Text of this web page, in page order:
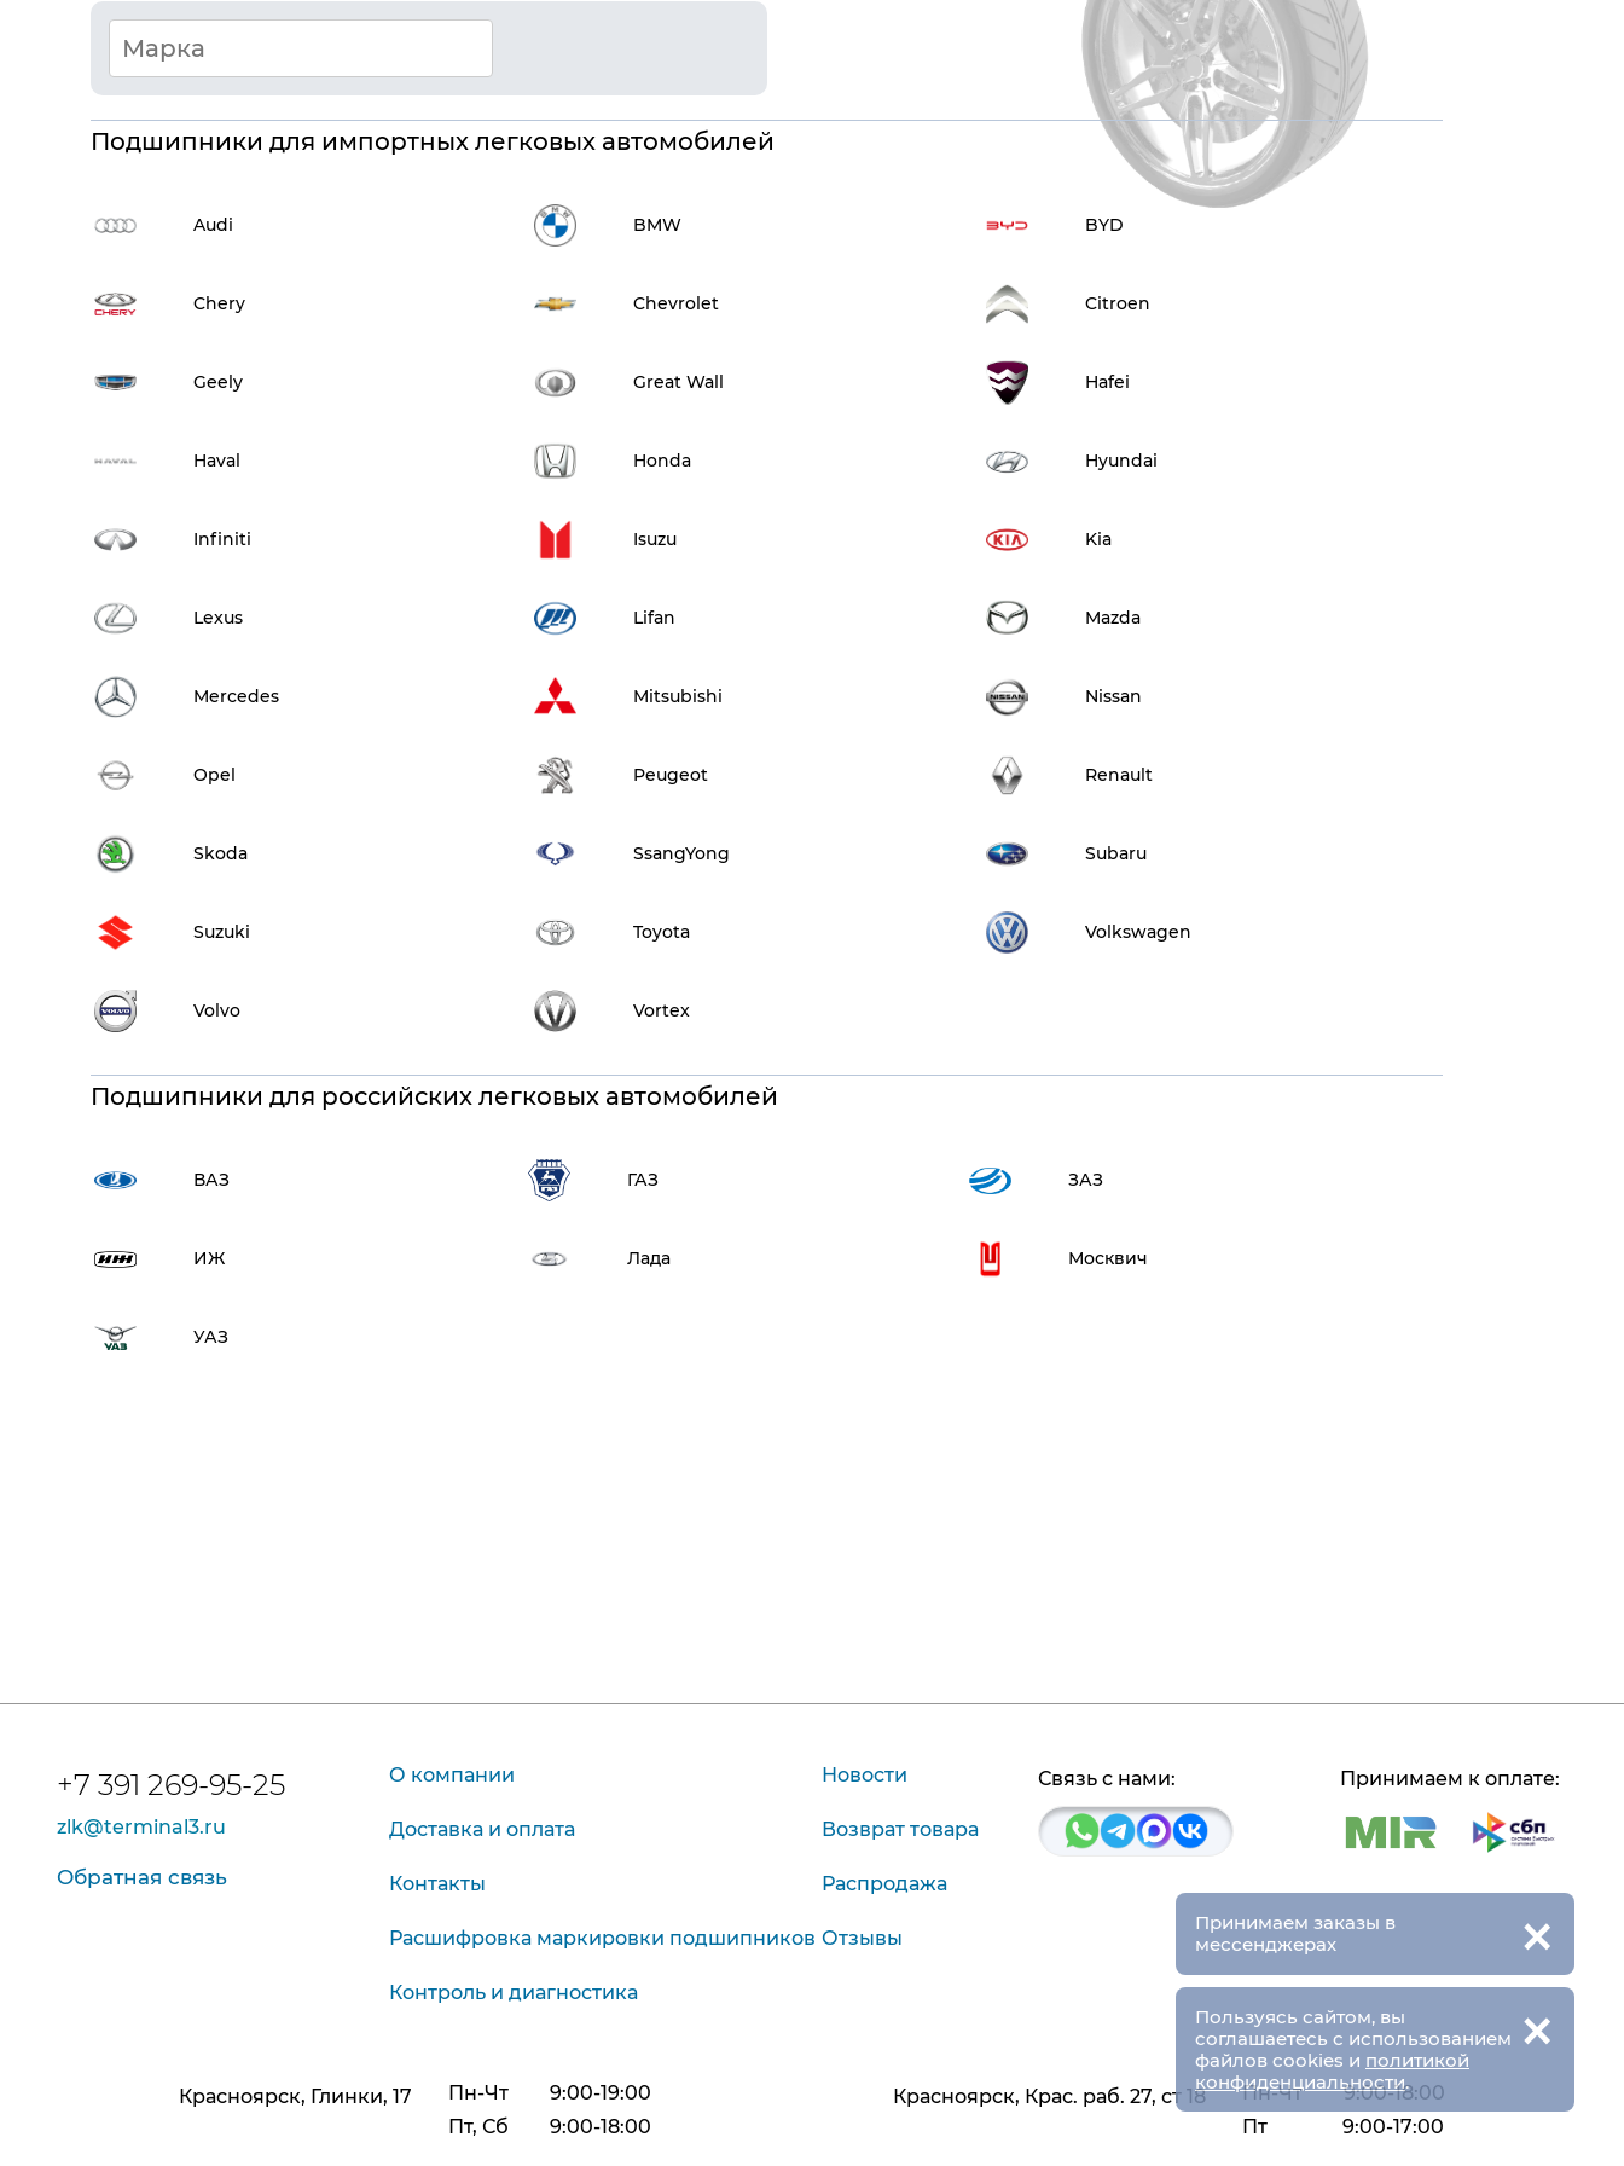
Подшипники для импортных легковых автомобилей
Audi BMW BYD
Chery Chevrolet Citroen
Geely Great Wall Hafei
Haval Honda Hyundai
Infiniti Isuzu Kia
Lexus Lifan Mazda
Mercedes Mitsubishi Nissan
Opel Peugeot Renault
Skoda SsangYong Subaru
Suzuki Toyota Volkswagen
Volvo Vortex
Подшипники для российских легковых автомобилей
ВАЗ ГАЗ ЗАЗ
ИЖ Лада Москвич
УАЗ
+7 391 269-95-25
zlk@terminal3.ru
Обратная связь
О компании
Доставка и оплата
Контакты
Расшифровка маркировки подшипников
Контроль и диагностика
Новости
Возврат товара
Распродажа
Отзывы
Связь с нами: Принимаем к оплате:
Красноярск, Глинки, 17 Пн-Чт
9:00-19:00
Пт, Сб
9:00-18:00
Красноярск, Крас. раб. 27, ст 18 Пн-Чт
9:00-18:00
Пт
9:00-17:00
Пользуясь сайтом, вы
соглашаетесь с использованием
файлов cookies и политикой
конфиденциальности.
×
Принимаем заказы в
мессенджерах
×